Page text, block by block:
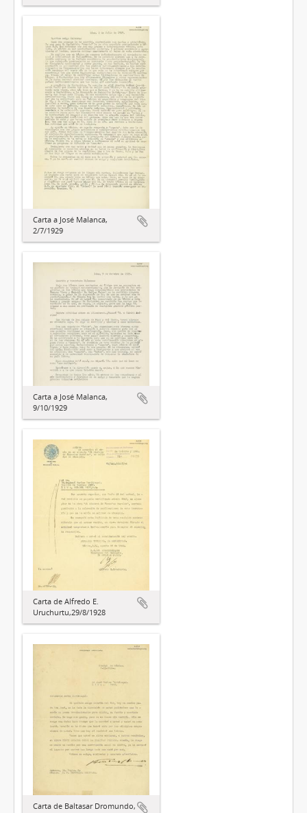
Carta a José Malanca,
2/7/1929
Carta a José Malanca,
9/10/1929
Carta de Alfredo E.
Uruchurtu,29/8/1928
Carta de Baltasar Dromundo,